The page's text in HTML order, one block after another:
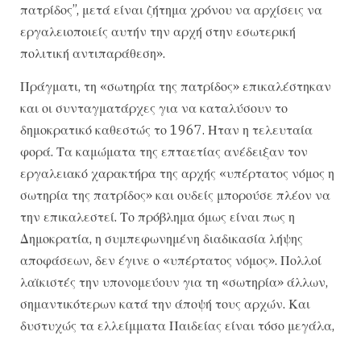
πατρίδος”, μετά είναι ζήτημα χρόνου να αρχίσεις να
εργαλειοποιείς αυτήν την αρχή στην εσωτερική
πολιτική αντιπαράθεση».
Πράγματι, τη «σωτηρία της πατρίδος» επικαλέστηκαν
και οι συνταγματάρχες για να καταλύσουν το
δημοκρατικό καθεστώς το 1967. Ηταν η τελευταία
φορά. Τα καμώματα της επταετίας ανέδειξαν τον
εργαλειακό χαρακτήρα της αρχής «υπέρτατος νόμος η
σωτηρία της πατρίδος» και ουδείς μπορούσε πλέον να
την επικαλεστεί. Το πρόβλημα όμως είναι πως η
Δημοκρατία, η συμπεφωνημένη διαδικασία λήψης
αποφάσεων, δεν έγινε ο «υπέρτατος νόμος». Πολλοί
λαϊκιστές την υπονομεύουν για τη «σωτηρία» άλλων,
σημαντικότερων κατά την άποψή τους αρχών. Και
δυστυχώς τα ελλείμματα Παιδείας είναι τόσο μεγάλα,